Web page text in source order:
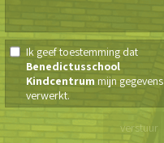
Ik geef toestemming dat
Benedictusschool
Kindcentrum mijn gegevens
verwerkt.